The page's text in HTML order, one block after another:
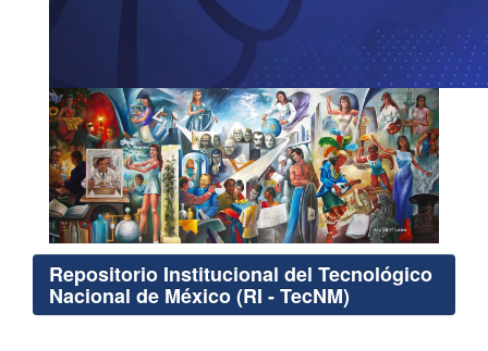
Repositorio Institucional del Tecnológico
Nacional de México (RI - TecNM)